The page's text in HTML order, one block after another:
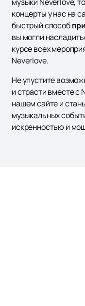
концерты у нас на
быстрый способ
вы могли
курсе всех
Neverlove.
Не упустите
и страсти вместе с
нашем сайте и
музыкальных
искренностью и